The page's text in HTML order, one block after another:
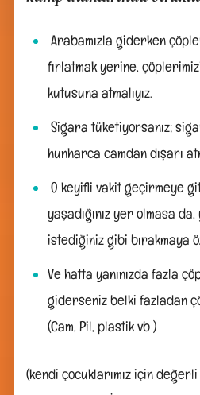
Arabamızla giderken
fırlatmak yerine,
kutusuna atmalıyız.
Sigara tüketiyorsanız;
hunharca camdan dışarı
O keyifli vakit geçirmeye
yaşadığınız yer olmasa
istediğiniz gibi bırakmaya
Ve hatta yanınızda fazla
giderseniz belki fazladan
(Cam, Pil, plastik vb )
(kendi çocuklarımız için